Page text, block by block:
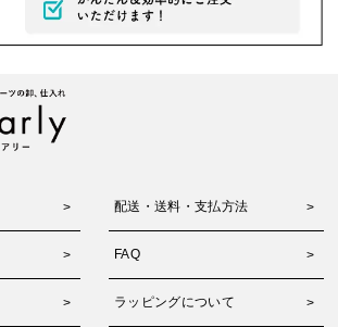
配送・送料・支払方法
FAQ
ラッピングについて